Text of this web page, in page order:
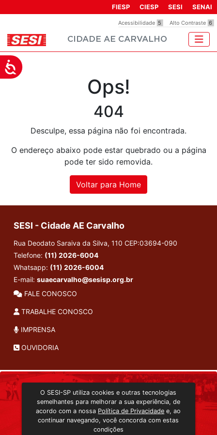
inclui
um
sistema
de
Acessibilidade
Acessibilidade 5 Alto Contraste 6
FIESP CIESP SESI SENAI
CIDADE AE CARVALHO
Ops!
404
Desculpe, essa página não foi encontrada.
O endereço abaixo pode estar quebrado ou a página
pode ter sido removida.
Voltar para Home
SESI - Cidade AE Carvalho
Rua Deodato Saraiva da Silva, 110 CEP:03694-090
Telefone: (11) 2026-6004
Whatsapp: (11) 2026-6004
E-mail: suaecarvalho@sesisp.org.br
FALE CONOSCO
TRABALHE CONOSCO
IMPRENSA
OUVIDORIA
TRANSMISSÃO ON-LINE
EDITORA SESI-SP
CONSULTA AO ACERVO
O SESI-SP utiliza cookies e outras tecnologias
semelhantes para melhorar a sua experiência, de
acordo com a nossa Política de Privacidade e, ao
continuar navegando, você concorda com estas
condições